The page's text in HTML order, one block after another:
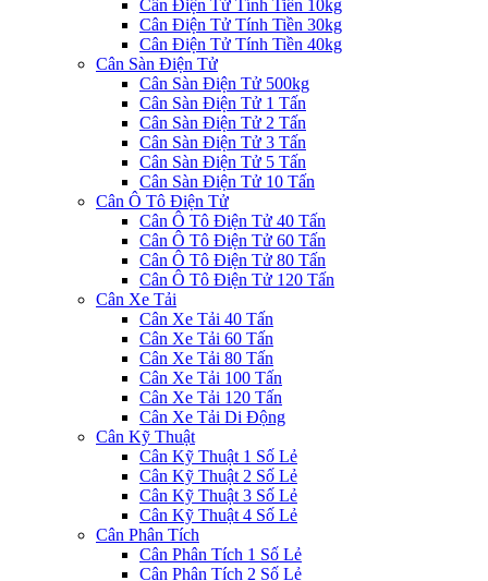
Cân Điện Tử Tính Tiền 10kg
Cân Điện Tử Tính Tiền 30kg
Cân Điện Tử Tính Tiền 40kg
Cân Sàn Điện Tử
Cân Sàn Điện Tử 500kg
Cân Sàn Điện Tử 1 Tấn
Cân Sàn Điện Tử 2 Tấn
Cân Sàn Điện Tử 3 Tấn
Cân Sàn Điện Tử 5 Tấn
Cân Sàn Điện Tử 10 Tấn
Cân Ô Tô Điện Tử
Cân Ô Tô Điện Tử 40 Tấn
Cân Ô Tô Điện Tử 60 Tấn
Cân Ô Tô Điện Tử 80 Tấn
Cân Ô Tô Điện Tử 120 Tấn
Cân Xe Tải
Cân Xe Tải 40 Tấn
Cân Xe Tải 60 Tấn
Cân Xe Tải 80 Tấn
Cân Xe Tải 100 Tấn
Cân Xe Tải 120 Tấn
Cân Xe Tải Di Động
Cân Kỹ Thuật
Cân Kỹ Thuật 1 Số Lẻ
Cân Kỹ Thuật 2 Số Lẻ
Cân Kỹ Thuật 3 Số Lẻ
Cân Kỹ Thuật 4 Số Lẻ
Cân Phân Tích
Cân Phân Tích 1 Số Lẻ
Cân Phân Tích 2 Số Lẻ